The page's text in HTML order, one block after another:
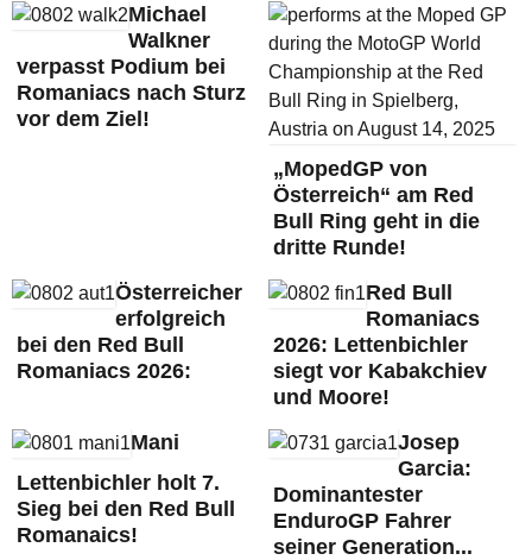
Michael
Walkner
verpasst Podium bei
Romaniacs nach Sturz
vor dem Ziel!
„MopedGP von
Österreich“ am Red
Bull Ring geht in die
dritte Runde!
Österreicher
erfolgreich
bei den Red Bull
Romaniacs 2026:
Red Bull
Romaniacs
2026: Lettenbichler
siegt vor Kabakchiev
und Moore!
Mani
Lettenbichler holt 7.
Sieg bei den Red Bull
Romanaics!
Josep
Garcia:
Dominantester
EnduroGP Fahrer
seiner Generation...